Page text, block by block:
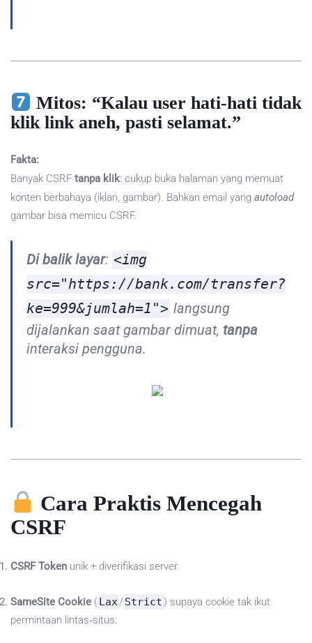
Mitos: “Kalau user hati‑hati tidak
klik link aneh, pasti selamat.”
Fakta:
Banyak CSRF tanpa klik: cukup buka halaman yang memuat
konten berbahaya (iklan, gambar). Bahkan email yang autoload
gambar bisa memicu CSRF.
Di balik layar: <img
src="https://bank.com/transfer?
ke=999&jumlah=1"> langsung
dijalankan saat gambar dimuat, tanpa
interaksi pengguna.
Cara Praktis Mencegah
CSRF
CSRF Token unik + diverifikasi server.
SameSite Cookie (Lax/Strict) supaya cookie tak ikut
permintaan lintas‑situs.